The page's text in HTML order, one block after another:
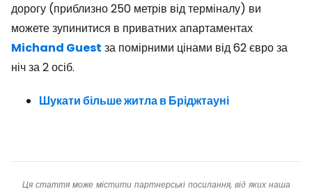
дорогу (приблизно 250 метрів від терміналу) ви
можете зупинитися в приватних апартаментах
Michand Guest за помірними цінами від 62 євро за
ніч за 2 осіб.
Шукати більше житла в Бріджтауні
Ця стаття може містити партнерські посилання, від яких наша